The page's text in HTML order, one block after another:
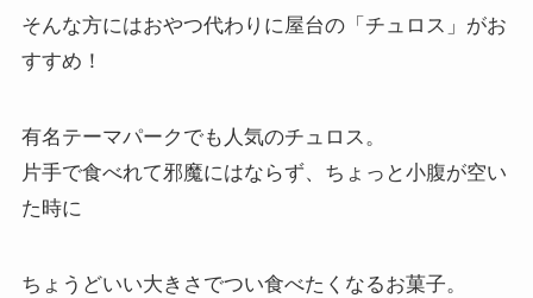
そんな方にはおやつ代わりに屋台の「 チュロス 」がお
すすめ！
有名テーマパークでも人気のチュロス。
片手で食べれて邪魔にはならず、ちょっと小腹が空い
た時に
ちょうどいい大きさでつい食べたくなるお菓子。